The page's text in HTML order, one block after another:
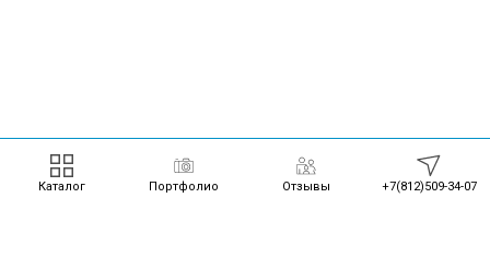
Каталог Портфолио Отзывы +7(812)509-34-07